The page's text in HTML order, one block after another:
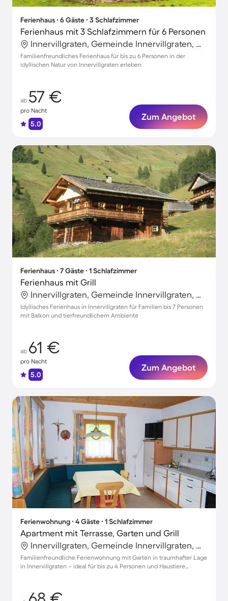
Ferienhaus ∙ 6 Gäste ∙ 3 Schlafzimmer
Ferienhaus mit 3 Schlafzimmern für 6 Personen
Innervillgraten, Gemeinde Innervillgraten, Österreich
Familienfreundliches Ferienhaus für bis zu 6 Personen in der
idyllischen Natur von Innervillgraten erleben
ab 57 €
pro Nacht
5.0
Zum Angebot
Ferienhaus ∙ 7 Gäste ∙ 1 Schlafzimmer
Ferienhaus mit Grill
Innervillgraten, Gemeinde Innervillgraten, Österreich
Idyllisches Ferienhaus in Innervillgraten für Familien bis 7 Personen
mit Balkon und tierfreundlichem Ambiente
ab 61 €
pro Nacht
5.0
Zum Angebot
Ferienwohnung ∙ 4 Gäste ∙ 1 Schlafzimmer
Apartment mit Terrasse, Garten und Grill
Innervillgraten, Gemeinde Innervillgraten, Österreich
Familienfreundliche Ferienwohnung mit Garten in traumhafter Lage
in Innervillgraten – ideal für bis zu 4 Personen und Haustiere